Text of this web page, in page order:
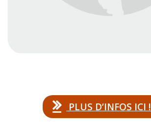
PLUS D’INFOS ICI !